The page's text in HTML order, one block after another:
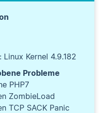
Kernel 4.9.182
Probleme
PHP7
ZombieLoad
TCP SACK Panic